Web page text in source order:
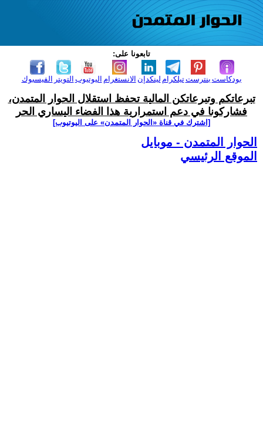
تابعونا على:
الفيسبوك التويتر اليوتيوب الانستغرام لينكدإن تيلكرامبنترست بودكاست
تبرعاتكم وتبرعاتكن المالية تحفظ استقلال الحوار المتمدن،
فشاركونا في دعم استمرارية هذا الفضاء اليساري الحر
[اشترك في قناة ‫«الحوار المتمدن» على اليوتيوب]
الحوار المتمدن - موبايل
الموقع الرئيسي